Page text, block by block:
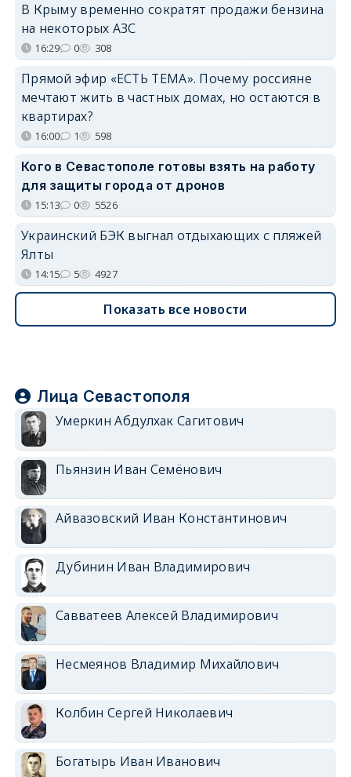
В Крыму временно сократят продажи бензина
на некоторых АЗС
16:29 0 308
Прямой эфир «ЕСТЬ ТЕМА». Почему россияне
мечтают жить в частных домах, но остаются в
квартирах?
16:00 1 598
Кого в Севастополе готовы взять на работу
для защиты города от дронов
15:13 0 5526
Украинский БЭК выгнал отдыхающих с пляжей
Ялты
14:15 5 4927
Показать все новости
Лица Севастополя
Умеркин Абдулхак Сагитович
Пьянзин Иван Семёнович
Айвазовский Иван Константинович
Дубинин Иван Владимирович
Савватеев Алексей Владимирович
Несмеянов Владимир Михайлович
Колбин Сергей Николаевич
Богатырь Иван Иванович